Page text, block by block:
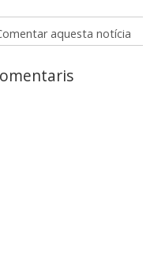
aquesta notícia